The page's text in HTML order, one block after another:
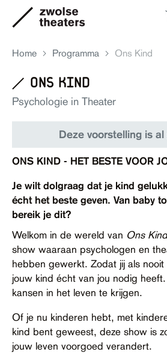
Aanbod
Je bezoek
Over ons
Ruimte huren
Contact
Home Programma Ons Kind
ons kind
Psychologie in Theater
Deze voorstelling is
ONS KIND - HET BESTE VOOR
Je wilt dolgraag dat je kind
écht het beste geven. Van baby
bereik je dit?
Welkom in de wereld van Ons
show waaraan psychologen en
hebben gewerkt. Zodat jij als
jouw kind écht van jou nodig
kansen in het leven te krijgen.
Of je nu kinderen hebt, met
kind bent geweest, deze show is
jouw leven voorgoed verandert.